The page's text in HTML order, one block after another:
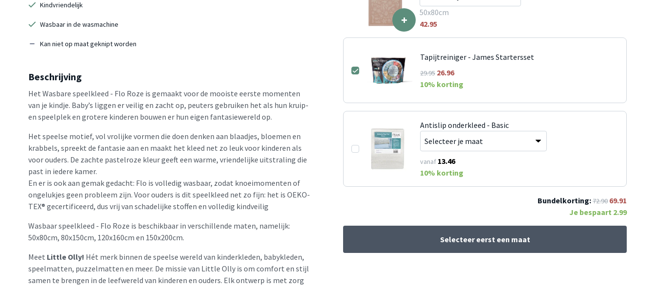
Kindvriendelijk
Wasbaar in de wasmachine
Kan niet op maat geknipt worden
Beschrijving
Het Wasbare speelkleed - Flo Roze is gemaakt voor de mooiste eerste momenten
van je kindje. Baby’s liggen er veilig en zacht op, peuters gebruiken het als hun kruip-
en speelplek en grotere kinderen bouwen er hun eigen fantasiewereld op.
Het speelse motief, vol vrolijke vormen die doen denken aan blaadjes, bloemen en
krabbels, spreekt de fantasie aan en maakt het kleed net zo leuk voor kinderen als
voor ouders. De zachte pastelroze kleur geeft een warme, vriendelijke uitstraling die
past in iedere kamer.
En er is ook aan gemak gedacht: Flo is volledig wasbaar, zodat knoeimomenten of
ongelukjes geen probleem zijn. Voor ouders is dit speelkleed net zo fijn: het is OEKO-
TEX® gecertificeerd, dus vrij van schadelijke stoffen en volledig kindveilig
Wasbaar speelkleed - Flo Roze is beschikbaar in verschillende maten, namelijk:
50x80cm, 80x150cm, 120x160cm en 150x200cm.
Meet Little Olly! Hét merk binnen de speelse wereld van kinderkleden, babykleden,
speelmatten, puzzelmatten en meer. De missie van Little Olly is om comfort en stijl
samen te brengen in de leefwereld van kinderen en ouders. Elk ontwerp is met zorg
+
50x80cm
42.95
Tapijtreiniger - James Startersset
29.95 26.96
10% korting
Antislip onderkleed - Basic
vanaf 13.46
10% korting
Bundelkorting:72.90 69.91
Je bespaart 2.99
Selecteer eerst een maat